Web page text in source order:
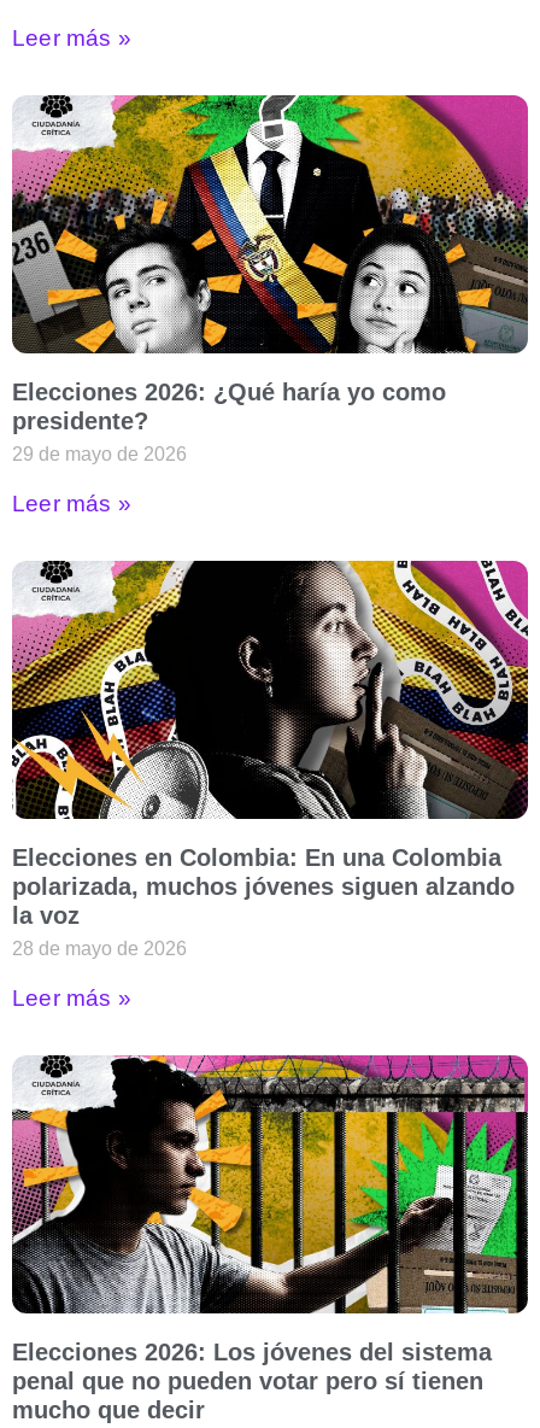
Leer más »
Elecciones 2026: ¿Qué haría yo como
presidente?
29 de mayo de 2026
Leer más »
Elecciones en Colombia: En una Colombia
polarizada, muchos jóvenes siguen alzando
la voz
28 de mayo de 2026
Leer más »
Elecciones 2026: Los jóvenes del sistema
penal que no pueden votar pero sí tienen
mucho que decir